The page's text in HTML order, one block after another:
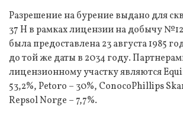
Разрешение на бурение выдано для
37 H в рамках лицензии на добычу
была предоставлена 23 августа 1985
до той же даты в 2034 году.
лицензионному участку являются
53,2%, Petoro – 30%, ConocoPhillips
Repsol Norge – 7,7%.